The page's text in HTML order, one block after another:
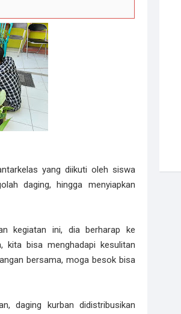
yang diikuti oleh siswa
daging, hingga menyiapkan
kegiatan ini, dia berharap ke
kita bisa menghadapi kesulitan
bersama, moga besok bisa
daging kurban didistribusikan